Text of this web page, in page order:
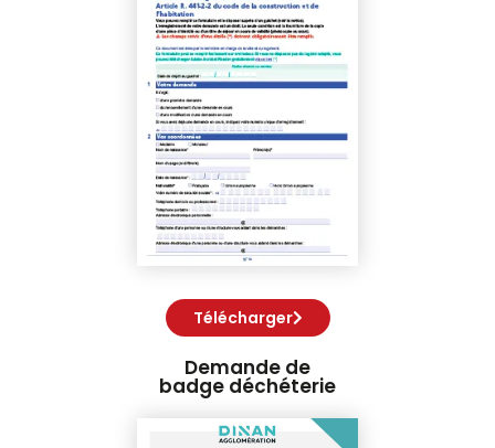
Télécharger
Demande de
badge déchéterie